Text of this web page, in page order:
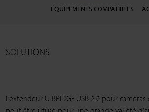
ÉQUIPEMENTS COMPATIBLES
SOLUTIONS
L’extendeur U-BRIDGE USB 2.0 pour